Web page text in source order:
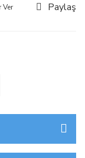
Ver Paylaş